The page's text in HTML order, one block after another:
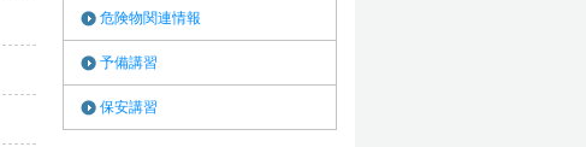
危険物関連情報
予備講習
保安講習